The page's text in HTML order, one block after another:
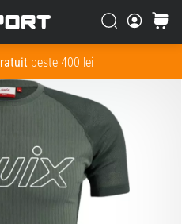
peste 400 lei
Căutare
Cos